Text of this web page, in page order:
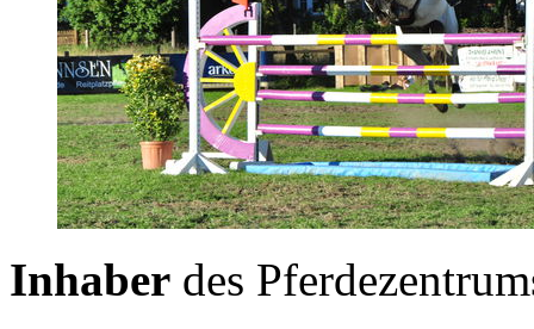
Inhaber des